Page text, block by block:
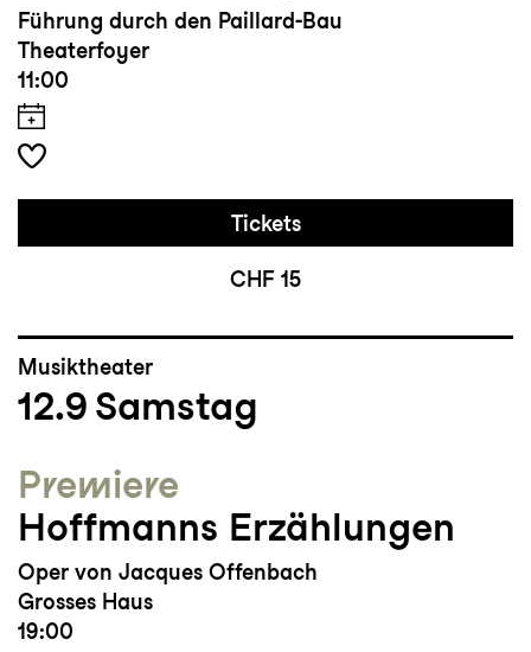
Führung durch den Paillard-Bau
Theaterfoyer
11:00
Tickets
CHF 15
Musiktheater
12.9 Samstag
Premiere
Hoffmanns Erzählungen
Oper von Jacques Offenbach
Grosses Haus
19:00